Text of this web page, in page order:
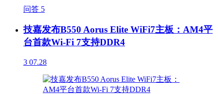
问答 5
技嘉发布B550 Aorus Elite WiFi7主板：AM4平
台首款Wi-Fi 7支持DDR4
3 07.28